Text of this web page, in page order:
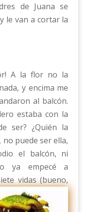
de Juana se
le van a cortar la
A la flor no la
y encima me
al balcón.
estaba con la
ser? ¿Quién la
puede ser ella,
el balcón, ni
ya empecé a
vidas (bueno,